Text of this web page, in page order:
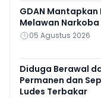
GDAN
Melawan
05 Agustus 2026
Diduga Berawal
Permanen dan
Ludes Terbakar